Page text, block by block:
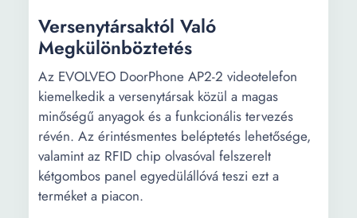
Versenytársaktól Való
Megkülönböztetés
Az EVOLVEO DoorPhone AP2-2 videotelefon
kiemelkedik a versenytársak közül a magas
minőségű anyagok és a funkcionális tervezés
révén. Az érintésmentes beléptetés lehetősége,
valamint az RFID chip olvasóval felszerelt
kétgombos panel egyedülállóvá teszi ezt a
terméket a piacon.